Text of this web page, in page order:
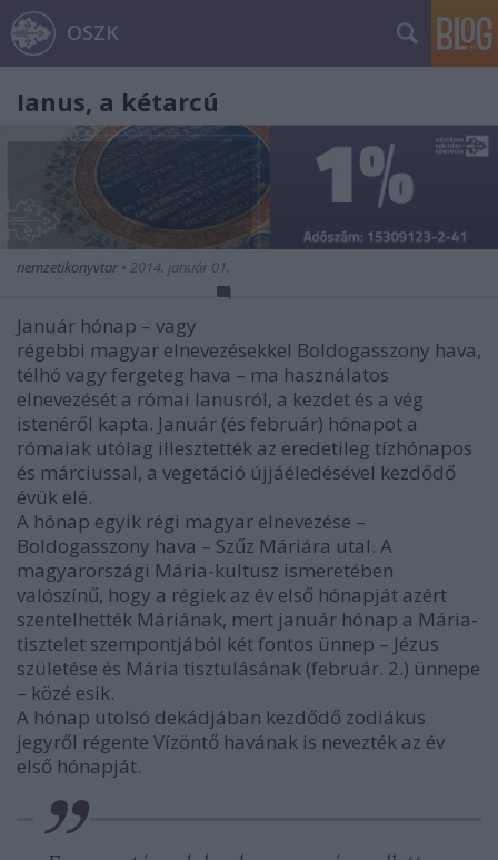
OSZK
Ianus, a kétarcú
nemzetikonyvtar • 2014. január 01.
Január hónap – vagy
régebbi magyar elnevezésekkel Boldogasszony hava,
télhó vagy fergeteg hava – ma használatos
elnevezését a római Ianusról, a kezdet és a vég
istenéről kapta. Január (és február) hónapot a
rómaiak utólag illesztették az eredetileg tízhónapos
és márciussal, a vegetáció újjáéledésével kezdődő
évük elé.
A hónap egyik régi magyar elnevezése –
Boldogasszony hava – Szűz Máriára utal. A
magyarországi Mária-kultusz ismeretében
valószínű, hogy a régiek az év első hónapját azért
szentelhették Máriának, mert január hónap a Mária-
tisztelet szempontjából két fontos ünnep – Jézus
születése és Mária tisztulásának (február. 2.) ünnepe
– közé esik.
A hónap utolsó dekádjában kezdődő zodiákus
jegyről régente Vízöntő havának is nevezték az év
első hónapját.